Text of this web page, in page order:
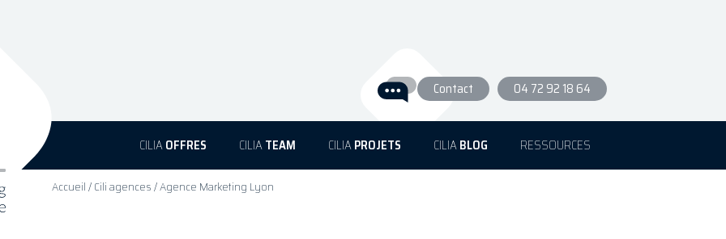
Contact 04 72 92 18 64
CILIAOFFRES CILIATEAM CILIAPROJETS CILIABLOG RESSOURCES
Accueil/Cili agences/Agence Marketing Lyon